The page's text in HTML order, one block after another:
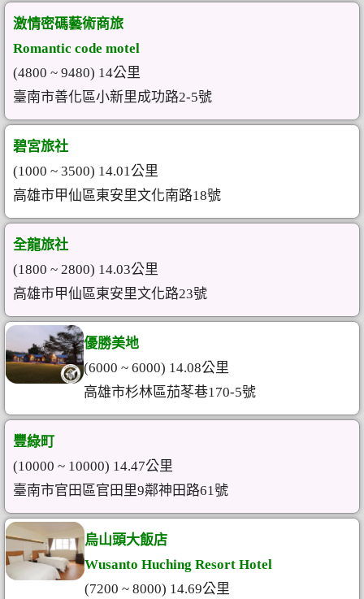
激情密碼藝術商旅
Romantic code motel
(4800 ~ 9480) 14公里
臺南市善化區小新里成功路2-5號
碧宮旅社
(1000 ~ 3500) 14.01公里
高雄市甲仙區東安里文化南路18號
全龍旅社
(1800 ~ 2800) 14.03公里
高雄市甲仙區東安里文化路23號
優勝美地
(6000 ~ 6000) 14.08公里
高雄市杉林區茄苳巷170-5號
豐綠町
(10000 ~ 10000) 14.47公里
臺南市官田區官田里9鄰神田路61號
烏山頭大飯店
Wusanto Huching Resort Hotel
(7200 ~ 8000) 14.69公里